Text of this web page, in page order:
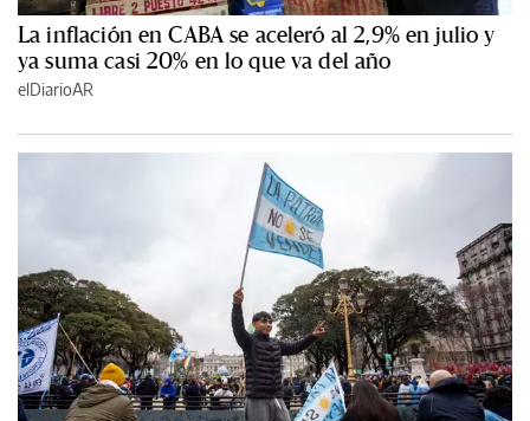
La inflación en CABA se aceleró al 2,9% en julio y
ya suma casi 20% en lo que va del año
elDiarioAR